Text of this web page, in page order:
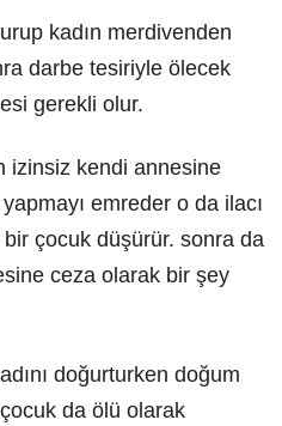
kadın merdivenden
darbe tesiriyle ölecek
gerekli olur.
izinsiz kendi annesine
emreder o da ilacı
bir çocuk düşürür. sonra da
ceza olarak bir şey
doğurturken doğum
çocuk da ölü olarak